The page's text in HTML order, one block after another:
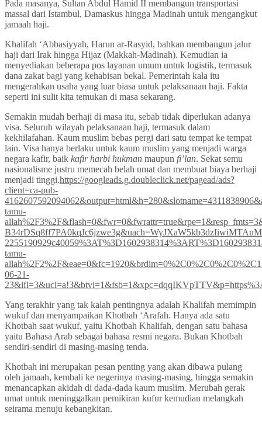
Pada masanya, Sultan Abdul Hamid II membangun transportasi
massal dari Istambul, Damaskus hingga Madinah untuk mengangkut
jamaah haji.
Khalifah ‘Abbasiyyah, Harun ar-Rasyid, bahkan membangun jalur
haji dari Irak hingga Hijaz (Makkah-Madinah). Kemudian ia
menyediakan beberapa pos layanan umum untuk logistik, termasuk
dana zakat bagi yang kehabisan bekal. Pemerintah kala itu
mengerahkan usaha yang luar biasa untuk pelaksanaan haji. Fakta
seperti ini sulit kita temukan di masa sekarang.
Semakin mudah berhaji di masa itu, sebab tidak diperlukan adanya
visa. Seluruh wilayah pelaksanaan haji, termasuk dalam
kekhilafahan. Kaum muslim bebas pergi dari satu tempat ke tempat
lain. Visa hanya berlaku untuk kaum muslim yang menjadi warga
negara kafir, baik kafir harbi hukman maupun fi’lan. Sekat semu
nasionalisme justru memecah belah umat dan membuat biaya berhaji
menjadi tinggi.https://googleads.g.doubleclick.net/pagead/ads?
client=ca-pub-
tamu-
tamu-
06-21-
Yang terakhir yang tak kalah pentingnya adalah Khalifah memimpin
wukuf dan menyampaikan Khotbah ‘Arafah. Hanya ada satu
Khotbah saat wukuf, yaitu Khotbah Khalifah, dengan satu bahasa
yaitu Bahasa Arab sebagai bahasa resmi negara. Bukan Khotbah
sendiri-sendiri di masing-masing tenda.
Khotbah ini merupakan pesan penting yang akan dibawa pulang
oleh jamaah, kembali ke negerinya masing-masing, hingga semakin
menancapkan akidah di dada-dada kaum muslim. Merubah gerak
umat untuk meninggalkan pemikiran kufur kemudian melangkah
seirama menuju kebangkitan.